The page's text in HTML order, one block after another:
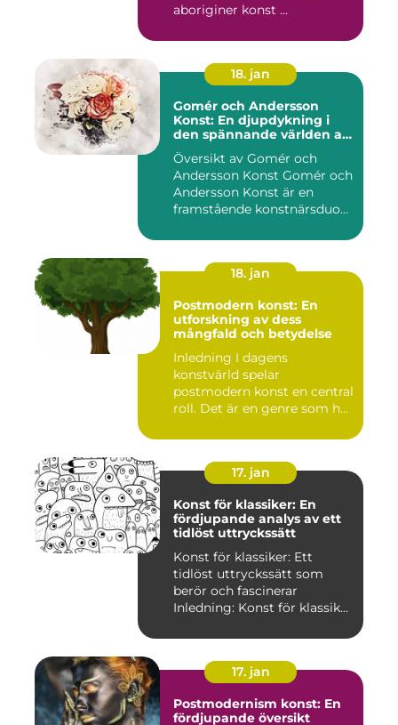
aboriginer konst ...
18. jan
Gomér och Andersson
Konst: En djupdykning i
den spännande världen av
konst
Översikt av Gomér och
Andersson Konst Gomér och
Andersson Konst är en
framstående konstnärsduo
18. jan
Postmodern konst: En
utforskning av dess
mångfald och betydelse
Inledning I dagens
konstvärld spelar
postmodern konst en central
roll. Det är en genre som har
17. jan
Konst för klassiker: En
fördjupande analys av ett
tidlöst uttryckssätt
Konst för klassiker: Ett
tidlöst uttryckssätt som
berör och fascinerar
Inledning: Konst för klassik...
17. jan
Postmodernism konst: En
fördjupande översikt